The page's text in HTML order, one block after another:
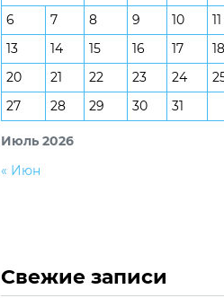
Июль 2026
6
7 8 9 10 11
13
14 15 16 17 18
20
21 22 23 24
27
28 29 30 31
« Июн
Свежие записи